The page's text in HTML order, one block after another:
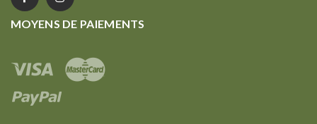
MOYENS DE PAIEMENTS